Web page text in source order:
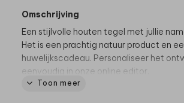
Omschrijving
Een stijlvolle houten tegel met jullie
Het is een prachtig natuur product en
huwelijkscadeau. Personaliseer het
eenvoudig in onze online editor.
Dit product maakt deel uit van
Toon meer